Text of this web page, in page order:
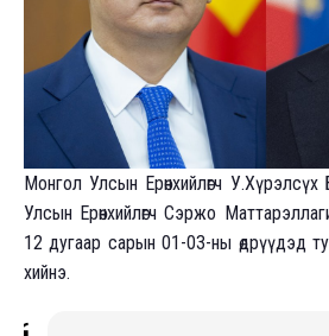
Монгол Улсын Ерөнхийлөгч
Улсын Ерөнхийлөгч Сэржо
12 дугаар сарын 01-03-ны өдрүүдэд
хийнэ.